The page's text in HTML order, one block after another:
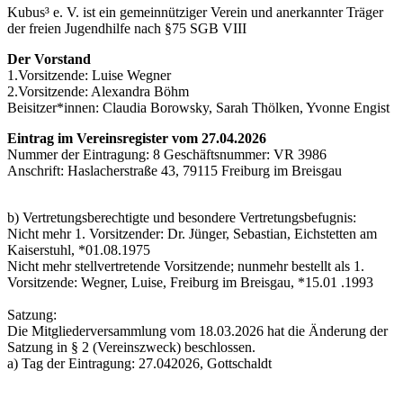
Kubus³ e. V. ist ein gemeinnütziger Verein und anerkannter Träger
der freien Jugendhilfe nach §75 SGB VIII
Der Vorstand
1.Vorsitzende: Luise Wegner
2.Vorsitzende: Alexandra Böhm
Beisitzer*innen: Claudia Borowsky, Sarah Thölken, Yvonne Engist
Eintrag im Vereinsregister vom 27.04.2026
Nummer der Eintragung: 8 Geschäftsnummer: VR 3986
Anschrift: Haslacherstraße 43, 79115 Freiburg im Breisgau
b) Vertretungsberechtigte und besondere Vertretungsbefugnis:
Nicht mehr 1. Vorsitzender: Dr. Jünger, Sebastian, Eichstetten am
Kaiserstuhl, *01.08.1975
Nicht mehr stellvertretende Vorsitzende; nunmehr bestellt als 1.
Vorsitzende: Wegner, Luise, Freiburg im Breisgau, *15.01 .1993
Satzung:
Die Mitgliederversammlung vom 18.03.2026 hat die Änderung der
Satzung in § 2 (Vereinszweck) beschlossen.
a) Tag der Eintragung: 27.042026, Gottschaldt